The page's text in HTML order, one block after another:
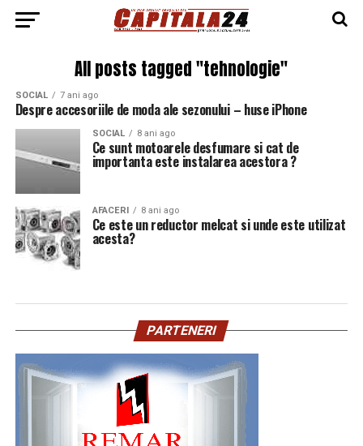
All posts tagged "tehnologie"
SOCIAL 7 ani ago
Despre accesoriile de moda ale sezonului – huse iPhone
SOCIAL 8 ani ago
Ce sunt motoarele desfumare si cat de
importanta este instalarea acestora ?
AFACERI 8 ani ago
Ce este un reductor melcat si unde este utilizat
acesta?
PARTENERI